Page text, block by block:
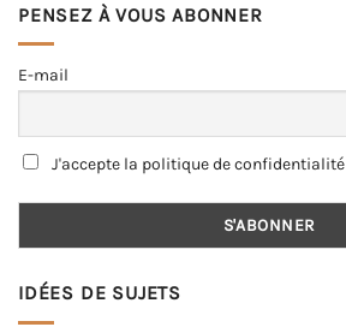
PENSEZ À VOUS ABONNER
E-mail
J'accepte la politique de confidentialité
IDÉES DE SUJETS